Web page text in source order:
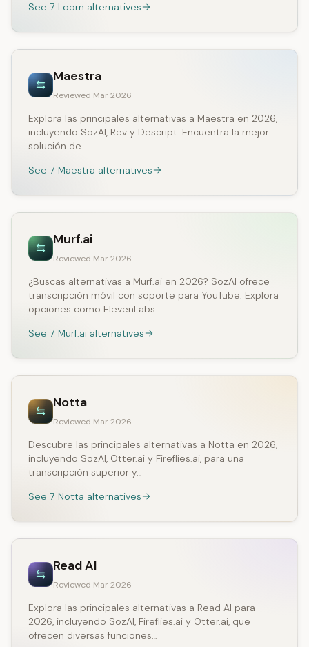
See 7 Loom alternatives
Maestra
Reviewed Mar 2026
Explora las principales alternativas a Maestra en 2026,
incluyendo SozAI, Rev y Descript. Encuentra la mejor
solución de…
See 7 Maestra alternatives
Murf.ai
Reviewed Mar 2026
¿Buscas alternativas a Murf.ai en 2026? SozAI ofrece
transcripción móvil con soporte para YouTube. Explora
opciones como ElevenLabs…
See 7 Murf.ai alternatives
Notta
Reviewed Mar 2026
Descubre las principales alternativas a Notta en 2026,
incluyendo SozAI, Otter.ai y Fireflies.ai, para una
transcripción superior y…
See 7 Notta alternatives
Read AI
Reviewed Mar 2026
Explora las principales alternativas a Read AI para
2026, incluyendo SozAI, Fireflies.ai y Otter.ai, que
ofrecen diversas funciones…